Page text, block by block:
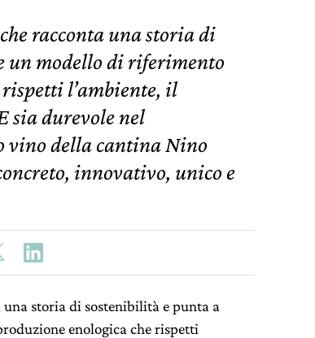
racconta una storia di
un modello di riferimento
l’ambiente, il
sia durevole nel
vino della cantina Nino
innovativo, unico e
storia di sostenibilità e punta a
enologica che rispetti